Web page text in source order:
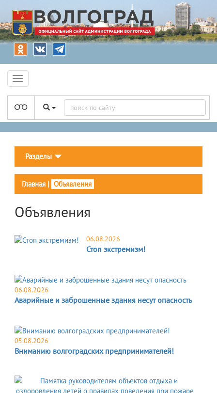
Разделы
Главная | Объявления
Объявления
06.08.2026
Стоп экстремизм!
06.08.2026
Аварийные и заброшенные здания несут опасность
05.08.2026
Вниманию волгоградских предпринимателей!